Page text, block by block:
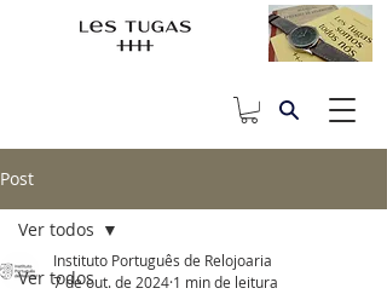
Post
Ver todos
Ver todos
Instituto Português de Relojoaria
7 de out. de 2024 1 min de leitura